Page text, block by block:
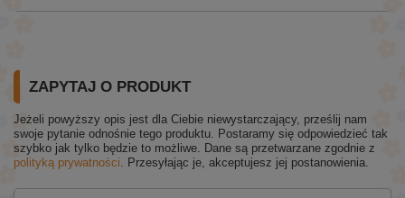
ZAPYTAJ O PRODUKT
Jeżeli powyższy opis jest dla Ciebie niewystarczający, prześlij nam
swoje pytanie odnośnie tego produktu. Postaramy się odpowiedzieć tak
szybko jak tylko będzie to możliwe. Dane są przetwarzane zgodnie z
polityką prywatności . Przesyłając je, akceptujesz jej postanowienia.